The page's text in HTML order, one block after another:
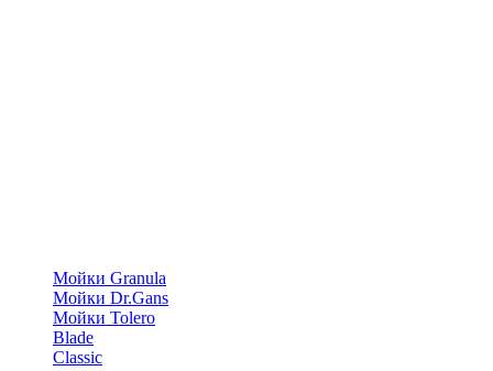
Мойки Granula
Мойки Dr.Gans
Мойки Tolero
Blade
Classic